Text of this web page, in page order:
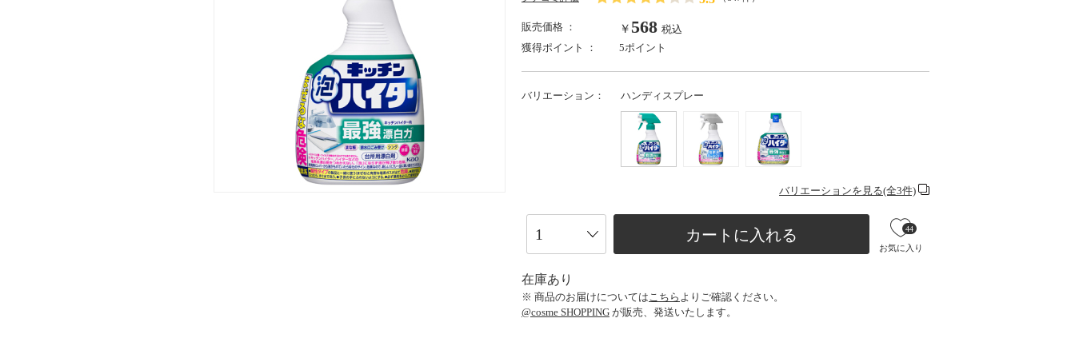
販売価格 ： ￥ 568 税込
獲得ポイント ：
5ポイント
バリエーション： ハンディスプレー
バリエーションを見る(全3件)
カートに入れる
お気に入り
44
在庫あり
※ 商品のお届けについては こちら よりご確認ください。
@cosme SHOPPING が販売、発送いたします。